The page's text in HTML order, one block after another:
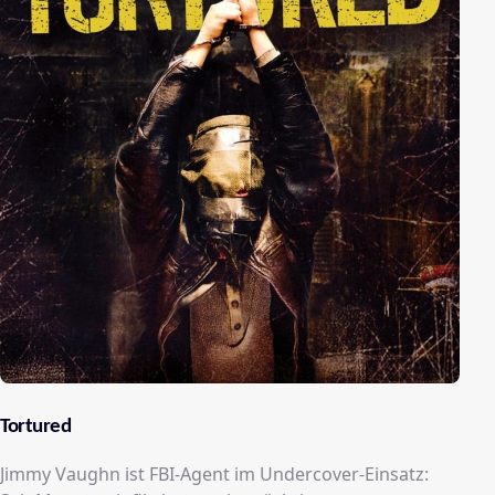
Tortured
Jimmy Vaughn ist FBI-Agent im Undercover-Einsatz: